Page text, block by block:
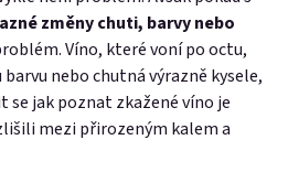
změny chuti, barvy nebo
Víno, které voní po octu,
nebo chutná výrazně kysele,
se jak poznat zkažené víno je
mezi přirozeným kalem a